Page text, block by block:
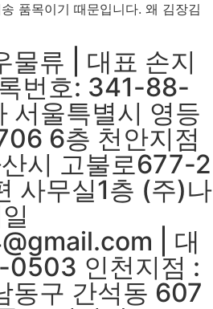
품목이기 때문입니다. 왜 김장김
물류 | 대표 손지
번호: 341-88-
울특별시 영등
6층 천안지점
시 고불로677-2
사무실1층 (주)나
| 대
0503 인천지점 :
동구 간석동 607